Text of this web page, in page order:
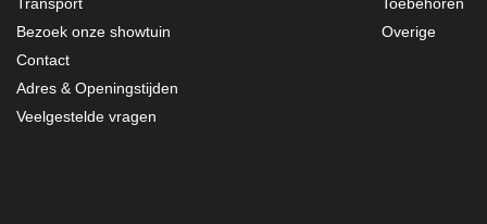
Bezoek onze showtuin
Contact
Adres & Openingstijden
Veelgestelde vragen
Overige